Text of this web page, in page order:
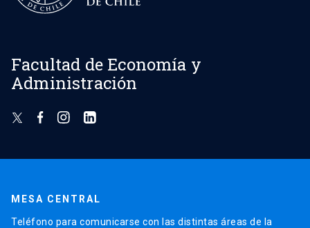
Facultad de Economía y
Administración
MESA CENTRAL
Teléfono para comunicarse con las distintas áreas de la